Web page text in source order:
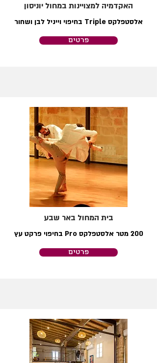
האקדמיה למצויינות במחול יוניסון
אלסטפלקס Triple בחיפוי וייניל לבן ושחור
פרטים
בית המחול באר שבע
200 מטר אלסטפלקס Pro בחיפוי פרקט עץ
פרטים